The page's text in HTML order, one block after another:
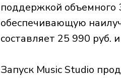
поддержкой объемного
обеспечивающую
составляет 25 990 руб.
Запуск Music Studio